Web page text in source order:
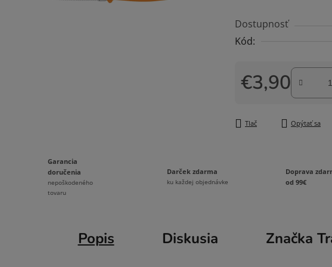
je
0,0
hviezdičiek.
Dostupnosť
Kód:
€3,90
Jednotková cena:
Tlač Opýtať sa
Garancia
doručenia
nepoškodeného
tovaru
Darček zdarma
ku každej objednávke
Doprava
od 99€
Popis Diskusia Značka